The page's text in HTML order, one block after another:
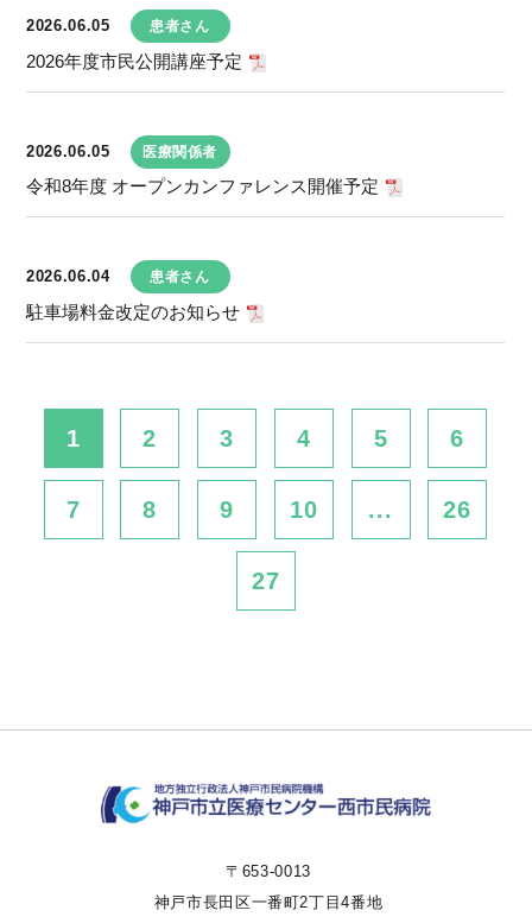
2026.06.05 患者さん
2026年度市民公開講座予定
2026.06.05 医療関係者
令和8年度 オープンカンファレンス開催予定
2026.06.04 患者さん
駐車場料金改定のお知らせ
1 2 3 4 5 6
7 8 9 10 ... 26
27
〒653-0013
神戸市長田区一番町2丁目4番地